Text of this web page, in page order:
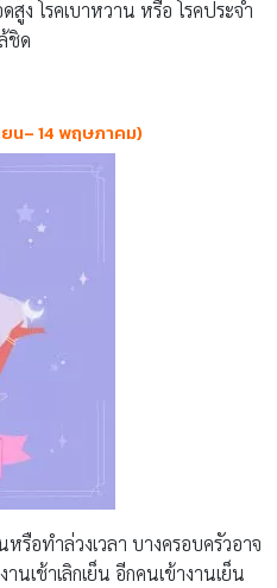
สูง โรคเบาหวาน หรือ โรคประจำ
ชิด
น– 14พฤษภาคม)
รือทำล่วงเวลา บางครอบครัวอาจ
นเช้าเลิกเย็น อีกคนเข้างานเย็น